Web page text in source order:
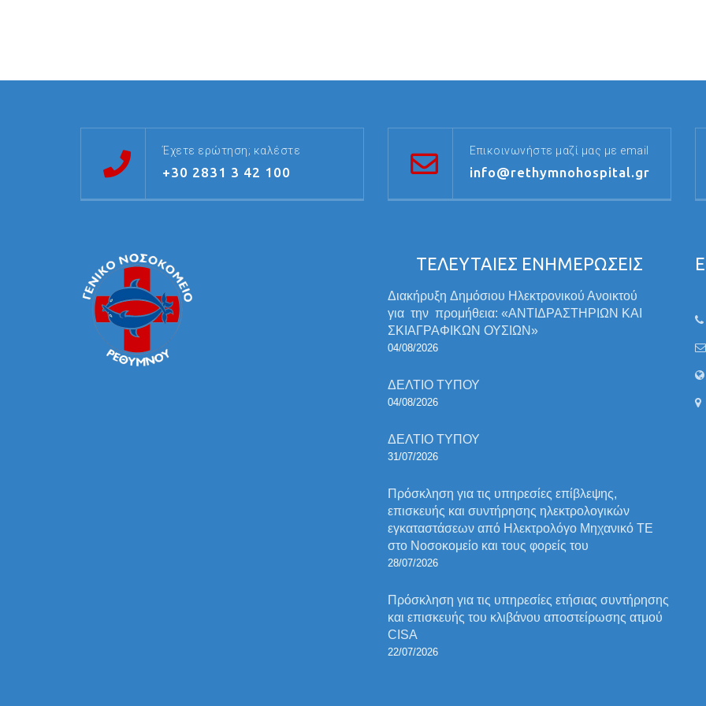
Έχετε ερώτηση; καλέστε
+30 2831 3 42 100
Επικοινωνήστε μαζί μας με email
info@rethymnohospital.gr
ΤΕΛΕΥΤΑΙΕΣ ΕΝΗΜΕΡΩΣΕΙΣ
Διακήρυξη Δημόσιου Ηλεκτρονικού Ανοικτού
για την προμήθεια: «ΑΝΤΙΔΡΑΣΤΗΡΙΩΝ ΚΑΙ
ΣΚΙΑΓΡΑΦΙΚΩΝ ΟΥΣΙΩΝ»
04/08/2026
ΔΕΛΤΙΟ ΤΥΠΟΥ
04/08/2026
ΔΕΛΤΙΟ ΤΥΠΟΥ
31/07/2026
Πρόσκληση για τις υπηρεσίες επίβλεψης,
επισκευής και συντήρησης ηλεκτρολογικών
εγκαταστάσεων από Ηλεκτρολόγο Μηχανικό ΤΕ
στο Νοσοκομείο και τους φορείς του
28/07/2026
Πρόσκληση για τις υπηρεσίες ετήσιας συντήρησης
και επισκευής του κλιβάνου αποστείρωσης ατμού
CISA
22/07/2026